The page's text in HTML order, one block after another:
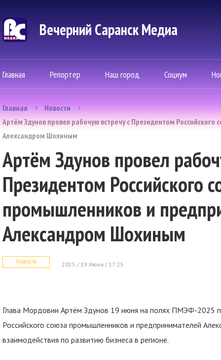
Вечерний Саранск Mедиа
Главная Репортер Наш город Социум
Главная
Новости
Артём Здунов провел рабочую встречу с Президентом
Александром Шохиным
Артём Здунов провел
Президентом Российского
промышленников и
Александром Шохиным
Новости 2025 / 19 Июня / 17:25
Глава Мордовии Артём Здунов 19 июня на полях ПМЭФ-2025
Российского союза промышленников и предпринимателей
взаимодействия по развитию бизнеса в регионе.